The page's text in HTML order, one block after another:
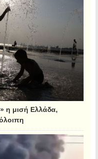
η μισή Ελλάδα,